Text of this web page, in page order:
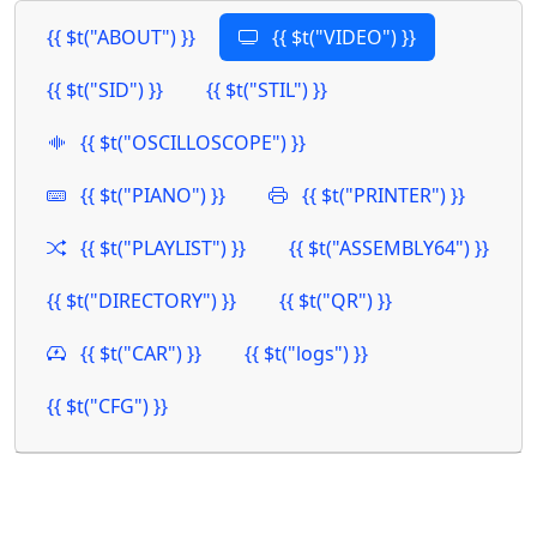
{{ $t("ABOUT") }}
{{ $t("VIDEO") }}
{{ $t("SID") }}
{{ $t("STIL") }}
{{ $t("OSCILLOSCOPE") }}
{{ $t("PIANO") }}
{{ $t("PRINTER") }}
{{ $t("PLAYLIST") }}
{{ $t("ASSEMBLY64") }}
{{ $t("DIRECTORY") }}
{{ $t("QR") }}
{{ $t("CAR") }}
{{ $t("logs") }}
{{ $t("CFG") }}